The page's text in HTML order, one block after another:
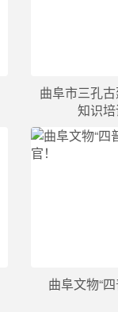
曲阜市三孔
知识
曲阜文物“